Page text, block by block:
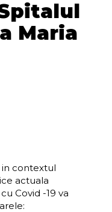
Maria
in contextul
actuala
Covid -19 va